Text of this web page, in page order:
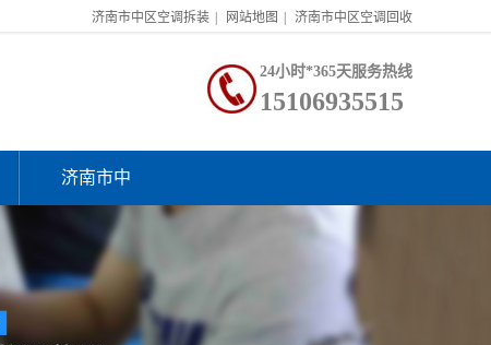
济南市中区空调拆装 网站地图 济南市中区空调回收
24小时*365天服务热线
15106935515
济南市中
区空调回
收